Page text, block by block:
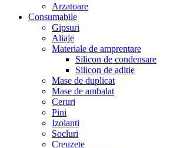
Arzatoare
Consumabile
Gipsuri
Aliaje
Materiale de amprentare
Silicon de condensare
Silicon de aditie
Mase de duplicat
Mase de ambalat
Ceruri
Pini
Izolanti
Socluri
Creuzete